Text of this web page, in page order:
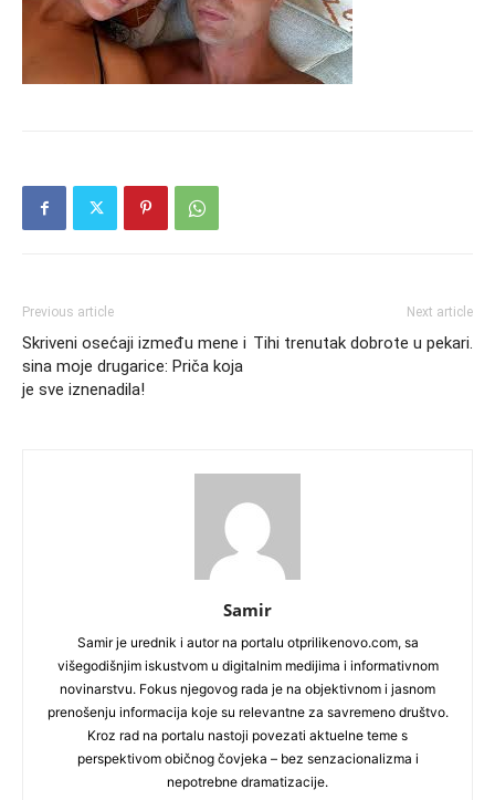
Previous article
Skriveni osećaji između mene i
sina moje drugarice: Priča koja
je sve iznenadila!
Next article
Tihi trenutak dobrote u pekari.
Samir
Samir je urednik i autor na portalu otprilikenovo.com, sa
višegodišnjim iskustvom u digitalnim medijima i informativnom
novinarstvu. Fokus njegovog rada je na objektivnom i jasnom
prenošenju informacija koje su relevantne za savremeno društvo.
Kroz rad na portalu nastoji povezati aktuelne teme s
perspektivom običnog čovjeka – bez senzacionalizma i
nepotrebne dramatizacije.